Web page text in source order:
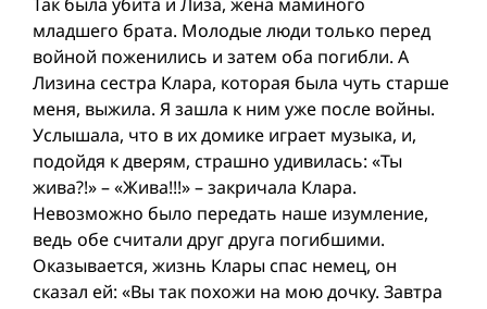
младшего брата. Молодые люди только перед
вой­ной поженились и затем оба погибли. А
Лизина сестра Клара, которая была чуть старше
меня, выжила. Я зашла к ним уже после вой­ны.
Услышала, что в их домике играет музыка, и,
подойдя к дверям, страшно удивилась: «Ты
жива?!» – «Жива!!!» – закричала Клара.
Невозможно было передать наше изумлениe,
ведь обе считали друг друга погибшими.
Оказывается, жизнь Клары спас немец, он
сказал ей: «Вы так похожи на мою дочку. Завтра